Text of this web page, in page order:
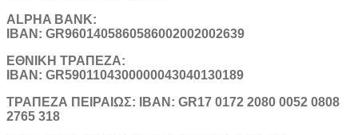
ALPHA BANK:
IBAN: GR9601405860586002002002639
ΕΘΝΙΚΗ ΤΡΑΠΕΖΑ:
IBAN: GR5901104300000043040130189
TΡΑΠΕΖΑ ΠΕΙΡΑΙΩΣ: IBAN: GR17 0172 2080 0052 0808
2765 318